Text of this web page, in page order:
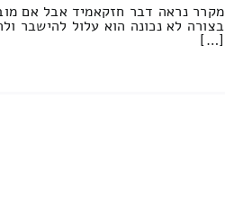
מקרר נראה דבר חזקאמיד אבל אם
בצורה לא נכונה הוא עלול להישבר
[…]